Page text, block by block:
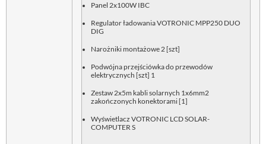
Panel 2x100W IBC
Regulator ładowania VOTRONIC MPP250 DUO
DIG
Narożniki montażowe 2 [szt]
Podwójna przejściówka do przewodów
elektrycznych [szt] 1
Zestaw 2x5m kabli solarnych 1x6mm2
zakończonych konektorami [1]
Wyświetlacz VOTRONIC LCD SOLAR-
COMPUTER S